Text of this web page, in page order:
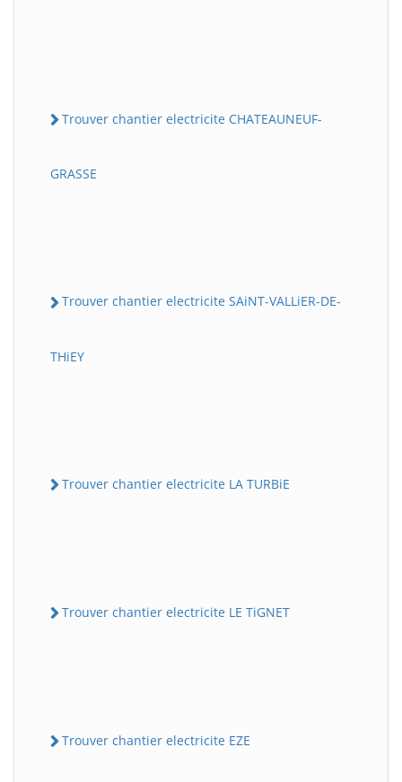
Trouver chantier electricite CHATEAUNEUF-
GRASSE
Trouver chantier electricite SAiNT-VALLiER-DE-
THiEY
Trouver chantier electricite LA TURBiE
Trouver chantier electricite LE TiGNET
Trouver chantier electricite EZE